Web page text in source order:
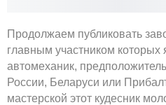
Продолжаем публиковать
главным участником которых
автомеханик,
России, Беларуси или
мастерской этот кудесник